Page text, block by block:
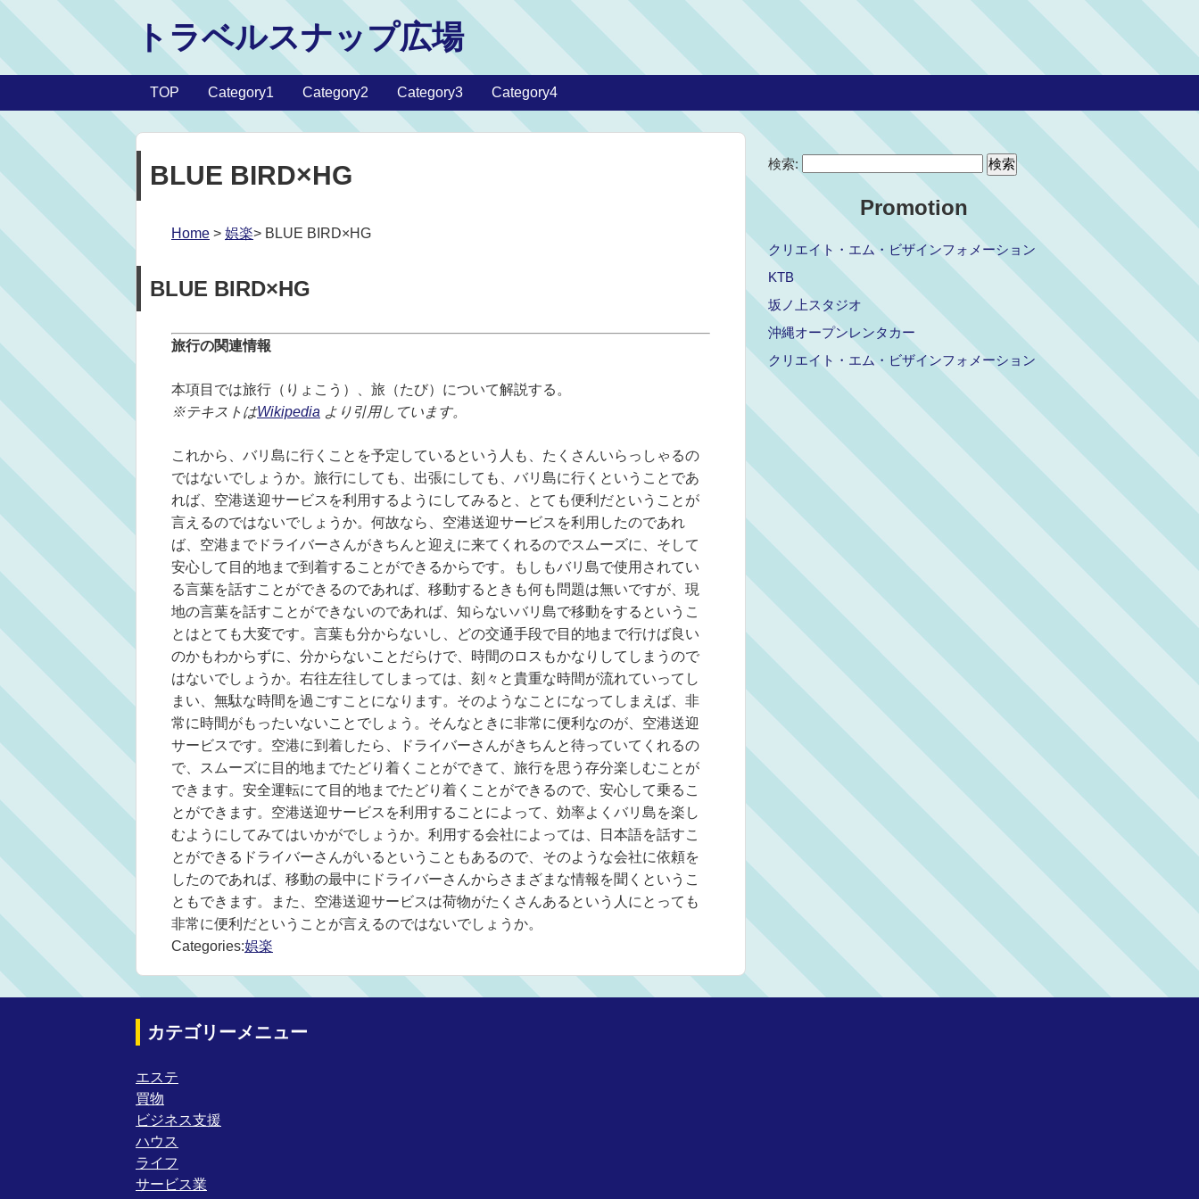
トラベルスナップ広場
TOP Category1 Category2 Category3 Category4
BLUE BIRD×HG
Home > 娯楽> BLUE BIRD×HG
BLUE BIRD×HG
旅行の関連情報
本項目では旅行（りょこう）、旅（たび）について解説する。
※テキストはWikipedia より引用しています。
これから、バリ島に行くことを予定しているという人も、たくさんいらっしゃるの
ではないでしょうか。旅行にしても、出張にしても、バリ島に行くということであ
れば、空港送迎サービスを利用するようにしてみると、とても便利だということが
言えるのではないでしょうか。何故なら、空港送迎サービスを利用したのであれ
ば、空港までドライバーさんがきちんと迎えに来てくれるのでスムーズに、そして
安心して目的地まで到着することができるからです。もしもバリ島で使用されてい
る言葉を話すことができるのであれば、移動するときも何も問題は無いですが、現
地の言葉を話すことができないのであれば、知らないバリ島で移動をするというこ
とはとても大変です。言葉も分からないし、どの交通手段で目的地まで行けば良い
のかもわからずに、分からないことだらけで、時間のロスもかなりしてしまうので
はないでしょうか。右往左往してしまっては、刻々と貴重な時間が流れていってし
まい、無駄な時間を過ごすことになります。そのようなことになってしまえば、非
常に時間がもったいないことでしょう。そんなときに非常に便利なのが、空港送迎
サービスです。空港に到着したら、ドライバーさんがきちんと待っていてくれるの
で、スムーズに目的地までたどり着くことができて、旅行を思う存分楽しむことが
できます。安全運転にて目的地までたどり着くことができるので、安心して乗るこ
とができます。空港送迎サービスを利用することによって、効率よくバリ島を楽し
むようにしてみてはいかがでしょうか。利用する会社によっては、日本語を話すこ
とができるドライバーさんがいるということもあるので、そのような会社に依頼を
したのであれば、移動の最中にドライバーさんからさまざまな情報を聞くというこ
ともできます。また、空港送迎サービスは荷物がたくさんあるという人にとっても
非常に便利だということが言えるのではないでしょうか。
Categories:娯楽
検索:
Promotion
クリエイト・エム・ビザインフォメーション
KTB
坂ノ上スタジオ
沖縄オープンレンタカー
クリエイト・エム・ビザインフォメーション
カテゴリーメニュー
エステ
買物
ビジネス支援
ハウス
ライフ
サービス業